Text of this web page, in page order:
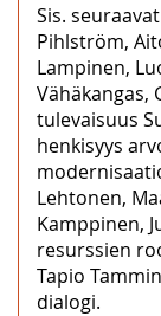
Sis.
Pihlström,
Lampinen,
Vähäkangas,
tulevaisuus
henkisyys
Lehtonen,
Kamppinen,
resurssien
Tapio
dialogi.